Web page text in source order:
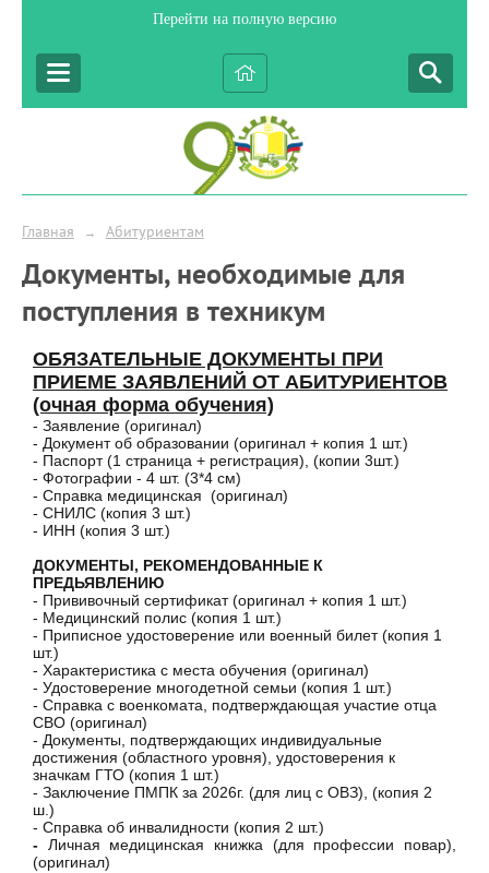
Перейти на полную версию
Главная → Абитуриентам
Документы, необходимые для
поступления в техникум
ОБЯЗАТЕЛЬНЫЕ ДОКУМЕНТЫ ПРИ
ПРИЕМЕ ЗАЯВЛЕНИЙ ОТ АБИТУРИЕНТОВ
(очная форма обучения)
- Заявление (оригинал)
- Документ об образовании (оригинал + копия 1 шт.)
- Паспорт (1 страница + регистрация), (копии 3шт.)
- Фотографии - 4 шт. (3*4 см)
- Справка медицинская (оригинал)
- СНИЛС (копия 3 шт.)
- ИНН (копия 3 шт.)
ДОКУМЕНТЫ, РЕКОМЕНДОВАННЫЕ К
ПРЕДЬЯВЛЕНИЮ
- Прививочный сертификат (оригинал + копия 1 шт.)
- Медицинский полис (копия 1 шт.)
- Приписное удостоверение или военный билет (копия 1
шт.)
- Характеристика c места обучения (оригинал)
- Удостоверение многодетной семьи (копия 1 шт.)
- Справка с военкомата, подтверждающая участие отца
СВО (оригинал)
- Документы, подтверждающих индивидуальные
достижения (областного уровня), удостоверения к
значкам ГТО (копия 1 шт.)
- Заключение ПМПК за 2026г. (для лиц с ОВЗ), (копия 2
ш.)
- Справка об инвалидности (копия 2 шт.)
- Личная медицинская книжка (для профессии повар),
(оригинал)